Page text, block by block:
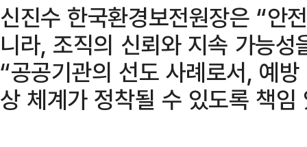
신진수 한국환경보전원장은 “안
니라, 조직의 신뢰와 지속 가능
“공공기관의 선도 사례로서, 예
상 체계가 정착될 수 있도록 책